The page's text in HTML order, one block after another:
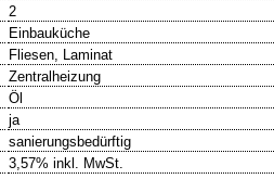
2
Einbauküche
Fliesen, Laminat
Zentralheizung
Öl
ja
sanierungsbedürftig
3,57% inkl. MwSt.